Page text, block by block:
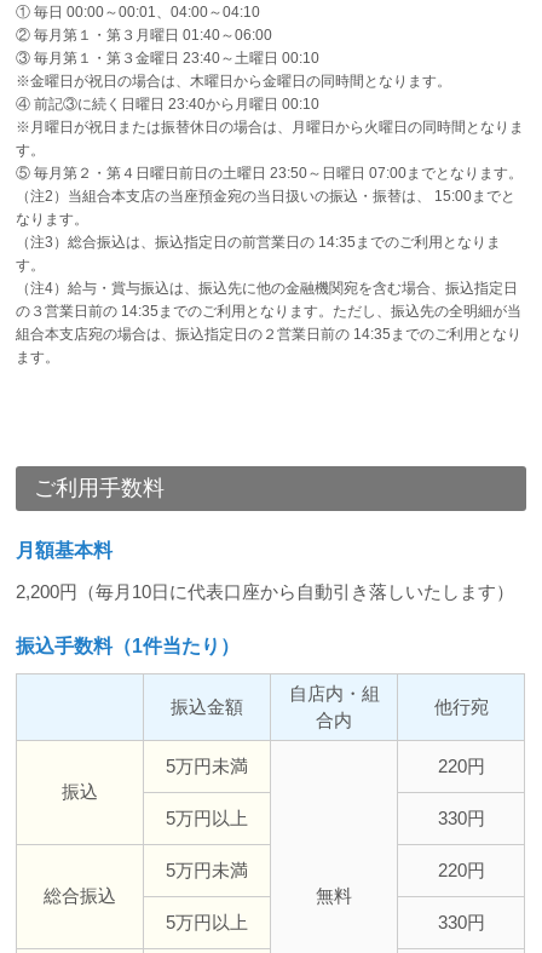
① 毎日 00:00～00:01、04:00～04:10
② 毎月第１・第３月曜日 01:40～06:00
③ 毎月第１・第３金曜日 23:40～土曜日 00:10
※金曜日が祝日の場合は、木曜日から金曜日の同時間となります。
④ 前記③に続く日曜日 23:40から月曜日 00:10
※月曜日が祝日または振替休日の場合は、月曜日から火曜日の同時間となりま
す。
⑤ 毎月第２・第４日曜日前日の土曜日 23:50～日曜日 07:00までとなります。
（注2）当組合本支店の当座預金宛の当日扱いの振込・振替は、 15:00までと
なります。
（注3）総合振込は、振込指定日の前営業日の 14:35までのご利用となりま
す。
（注4）給与・賞与振込は、振込先に他の金融機関宛を含む場合、振込指定日
の３営業日前の 14:35までのご利用となります。ただし、振込先の全明細が当
組合本支店宛の場合は、振込指定日の２営業日前の 14:35までのご利用となり
ます。
ご利用手数料
月額基本料
2,200円（毎月10日に代表口座から自動引き落しいたします）
振込手数料（1件当たり）
振込金額
自店内・組
合内
他行宛
振込
5万円未満
無料
220円
5万円以上 330円
総合振込
5万円未満 220円
5万円以上 330円